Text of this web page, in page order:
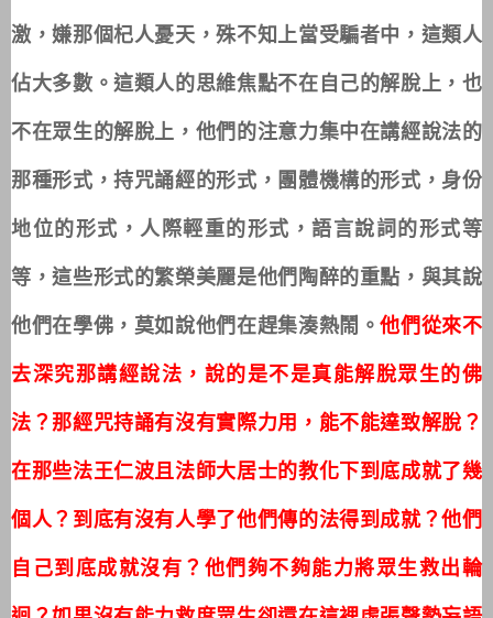
激，嫌那個杞人憂天，殊不知上當受騙者中，這類人
佔大多數。這類人的思維焦點不在自己的解脫上，也
不在眾生的解脫上，他們的注意力集中在講經說法的
那種形式，持咒誦經的形式，團體機構的形式，身份
地位的形式，人際輕重的形式，語言說詞的形式等
等，這些形式的繁榮美麗是他們陶醉的重點，與其說
他們在學佛，莫如說他們在趕集湊熱鬧。他們從來不
去深究那講經說法，說的是不是真能解脫眾生的佛
法？那經咒持誦有沒有實際力用，能不能達致解脫？
在那些法王仁波且法師大居士的教化下到底成就了幾
個人？到底有沒有人學了他們傳的法得到成就？他們
自己到底成就沒有？他們夠不夠能力將眾生救出輪